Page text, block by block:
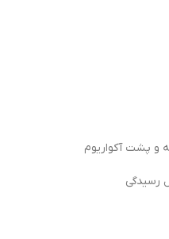
و پشت آکواریوم
رسیدگی